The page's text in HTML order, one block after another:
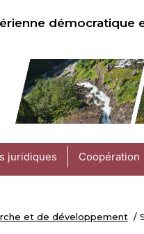
démocratique
juridiques Coopération
et de développement /